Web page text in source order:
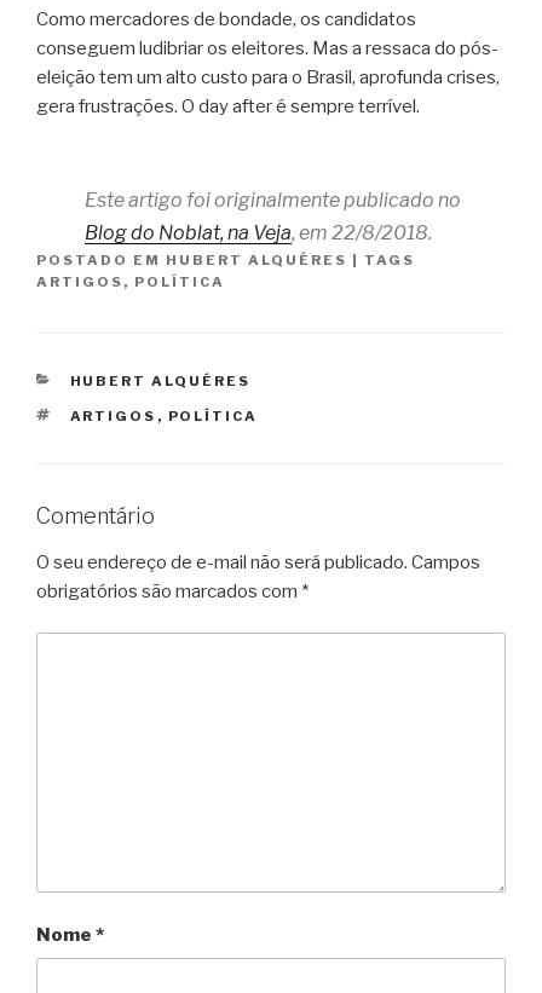
Como mercadores de bondade, os candidatos
conseguem ludibriar os eleitores. Mas a ressaca do pós-
eleição tem um alto custo para o Brasil, aprofunda crises,
gera frustrações. O day after é sempre terrível.
Este artigo foi originalmente publicado no
Blog do Noblat, na Veja, em 22/8/2018.
POSTADO EM HUBERT ALQUÉRES
TAGS
ARTIGOS , POLÍTICA
CATEGORIAS
HUBERT ALQUÉRES
TAGS
ARTIGOS , POLÍTICA
Comentário
O seu endereço de e-mail não será publicado. Campos
obrigatórios são marcados com *
Nome *